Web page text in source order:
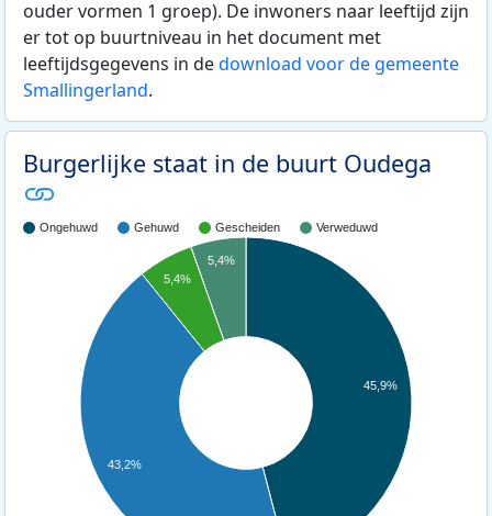
ouder vormen 1 groep). De inwoners naar leeftijd zijn
er tot op buurtniveau in het document met
leeftijdsgegevens in dedownload voor de gemeente
Smallingerland.
Burgerlijke staat in de buurt Oudega
Ongehuwd Gehuwd Gescheiden Verweduwd
45,9%
5,4%
5,4%
43,2%